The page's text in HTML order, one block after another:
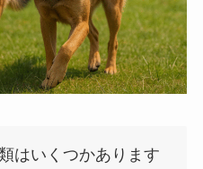
はいくつかあります